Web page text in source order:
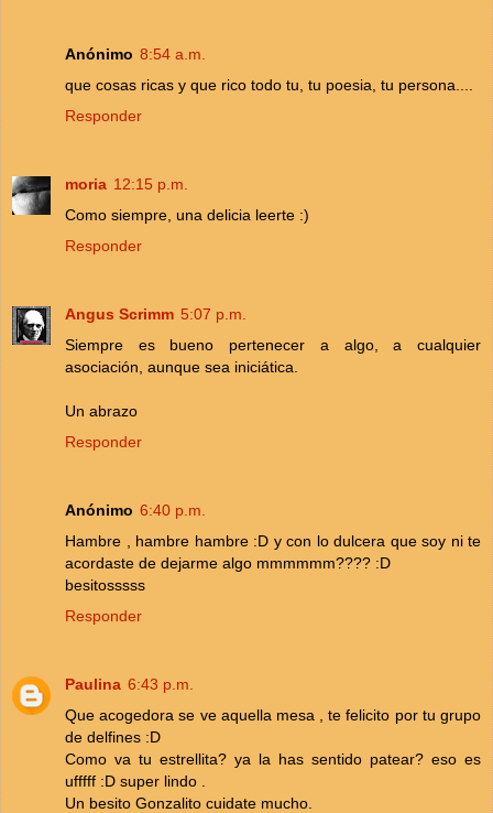
Anónimo 8:54 a.m.
que cosas ricas y que rico todo tu, tu poesia, tu persona....
Responder
moria 12:15 p.m.
Como siempre, una delicia leerte :)
Responder
Angus Scrimm 5:07 p.m.
Siempre es bueno pertenecer a algo, a cualquier
asociación, aunque sea iniciática.
Un abrazo
Responder
Anónimo 6:40 p.m.
Hambre , hambre hambre :D y con lo dulcera que soy ni te
acordaste de dejarme algo mmmmmm???? :D
besitosssss
Responder
Paulina 6:43 p.m.
Que acogedora se ve aquella mesa , te felicito por tu grupo
de delfines :D
Como va tu estrellita? ya la has sentido patear? eso es
ufffff :D super lindo .
Un besito Gonzalito cuidate mucho.